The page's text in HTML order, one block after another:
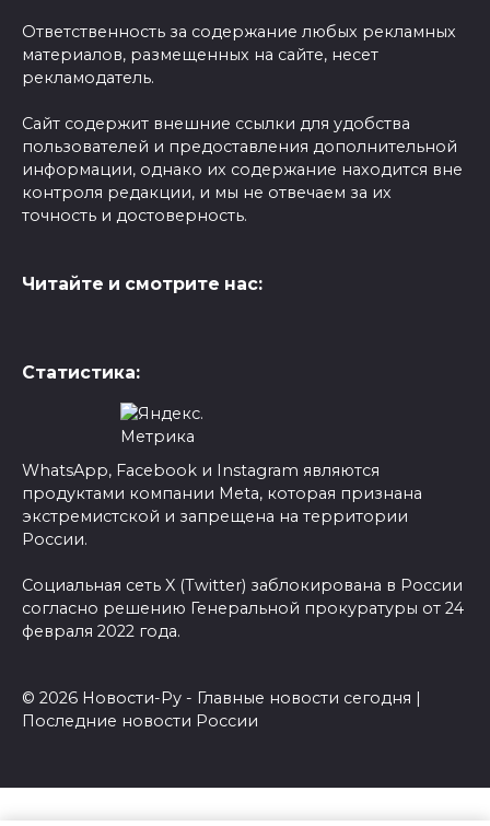
Ответственность за содержание любых рекламных
материалов, размещенных на сайте, несет
рекламодатель.
Сайт содержит внешние ссылки для удобства
пользователей и предоставления дополнительной
информации, однако их содержание находится вне
контроля редакции, и мы не отвечаем за их
точность и достоверность.
Читайте и смотрите нас:
Статистика:
WhatsApp, Facebook и Instagram являются
продуктами компании Meta, которая признана
экстремистской и запрещена на территории
России.
Социальная сеть X (Twitter) заблокирована в России
согласно решению Генеральной прокуратуры от 24
февраля 2022 года.
© 2026 Новости-Ру - Главные новости сегодня |
Последние новости России